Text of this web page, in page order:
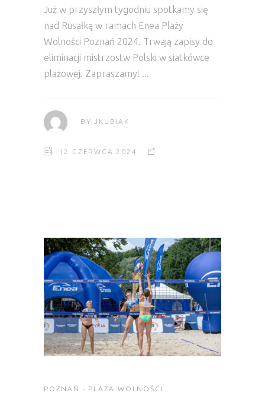
Już w przyszłym tygodniu spotkamy się
nad Rusałką w ramach Enea Plaży
Wolności Poznań 2024. Trwają zapisy do
eliminacji mistrzostw Polski w siatkówce
plażowej. Zapraszamy!
BY JKUBIAK
12 CZERWCA 2024
POZNAŃ - PLAŻA WOLNOŚCI